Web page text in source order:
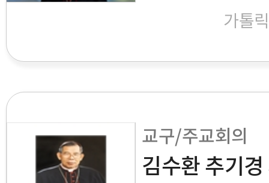
가톨
교구/주교회의
김수환 추기